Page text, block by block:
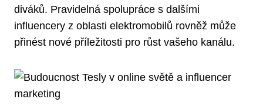
diváků. Pravidelná spolupráce s dalšími
influencery z oblasti elektromobilů rovněž může
přinést nové příležitosti pro růst vašeho kanálu.